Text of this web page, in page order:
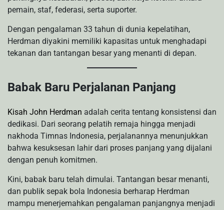
pemain, staf, federasi, serta suporter.
Dengan pengalaman 33 tahun di dunia kepelatihan,
Herdman diyakini memiliki kapasitas untuk menghadapi
tekanan dan tantangan besar yang menanti di depan.
Babak Baru Perjalanan Panjang
Kisah John Herdman adalah cerita tentang konsistensi dan
dedikasi. Dari seorang pelatih remaja hingga menjadi
nakhoda Timnas Indonesia, perjalanannya menunjukkan
bahwa kesuksesan lahir dari proses panjang yang dijalani
dengan penuh komitmen.
Kini, babak baru telah dimulai. Tantangan besar menanti,
dan publik sepak bola Indonesia berharap Herdman
mampu menerjemahkan pengalaman panjangnya menjadi